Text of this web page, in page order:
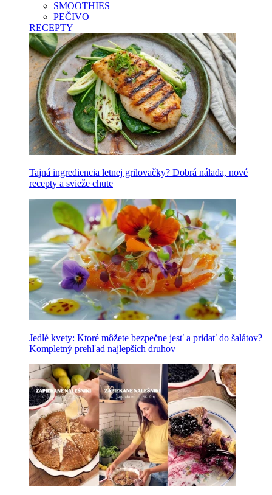
SMOOTHIES
PEČIVO
RECEPTY
Tajná ingrediencia letnej grilovačky? Dobrá nálada, nové
recepty a svieže chute
Jedlé kvety: Ktoré môžete bezpečne jesť a pridať do šalátov?
Kompletný prehľad najlepších druhov